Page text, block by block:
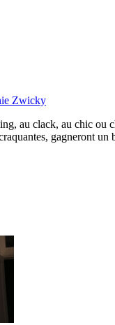
Zwicky
au clack, au chic
gagneront